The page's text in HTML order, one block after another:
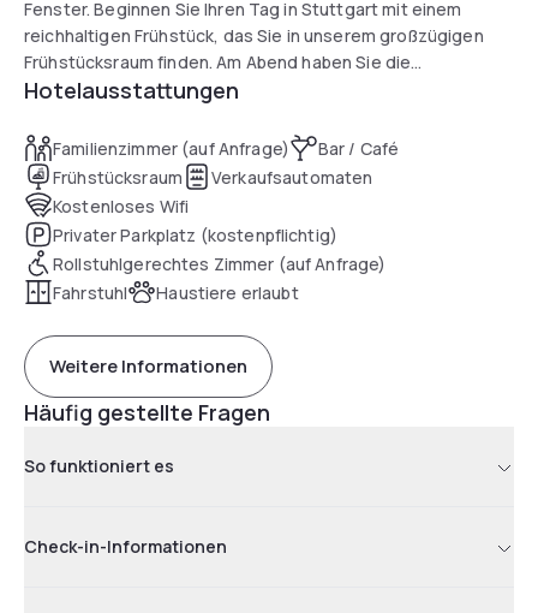
Fenster. Beginnen Sie Ihren Tag in Stuttgart mit einem
reichhaltigen Frühstück, das Sie in unserem großzügigen
Frühstücksraum finden. Am Abend haben Sie die
Möglichkeit, an unserer Hotelbar oder in der Lounge einen
Hotelausstattungen
Familienzimmer (auf Anfrage)
Bar / Café
Frühstücksraum
Verkaufsautomaten
Kostenloses Wifi
Privater Parkplatz (kostenpflichtig)
Rollstuhlgerechtes Zimmer (auf Anfrage)
Fahrstuhl
Haustiere erlaubt
Weitere Informationen
Häufig gestellte Fragen
So funktioniert es
Check-in-Informationen